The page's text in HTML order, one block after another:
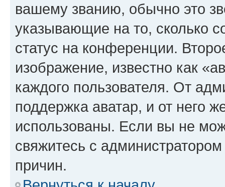
вашему званию, обычно это
указывающие на то, сколько
статус на конференции.
изображение, известно как
каждого пользователя. От
поддержка аватар, и от него
использованы. Если вы не
свяжитесь с
причин.